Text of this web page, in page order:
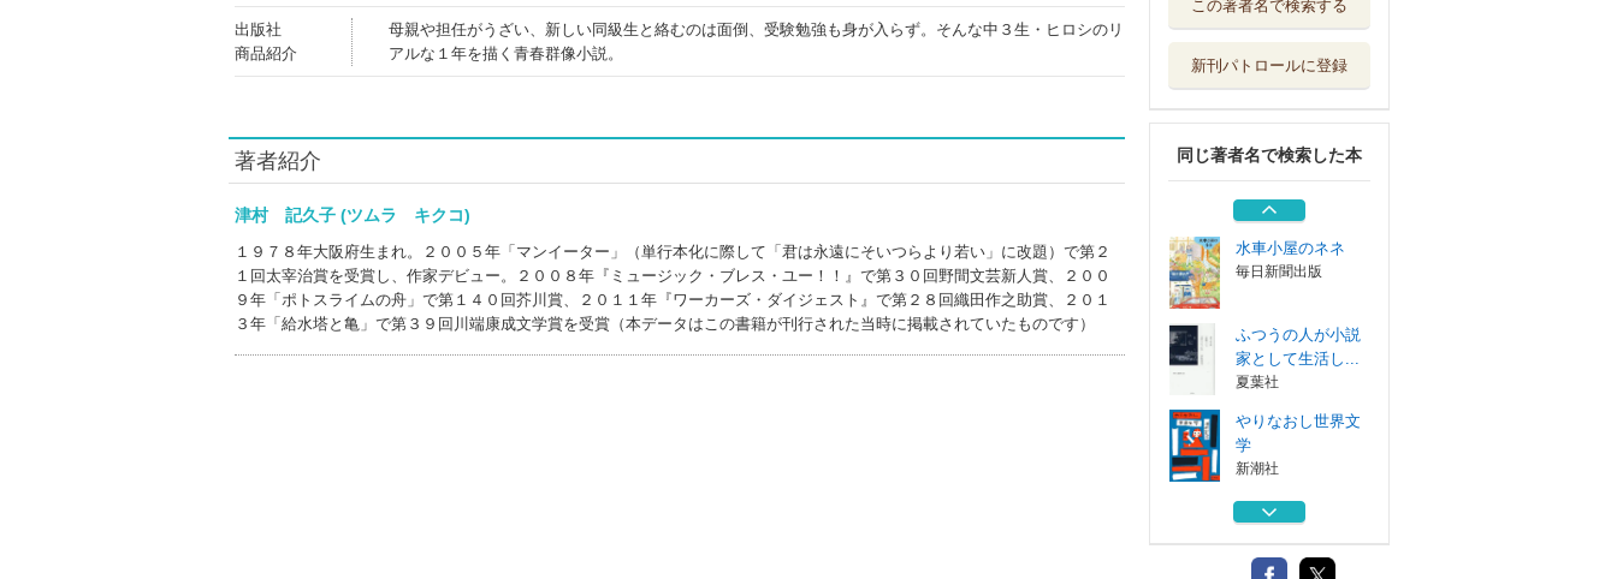
出版社
商品紹介
母親や担任がうざい、新しい同級生と絡むのは面倒、受験勉強も身が入らず。そんな中３生・ヒロシのリ
アルな１年を描く青春群像小説。
著者紹介
津村 記久子 (ツムラ キクコ)
１９７８年大阪府生まれ。２００５年「マンイーター」（単行本化に際して「君は永遠にそいつらより若い」に改題）で第２
１回太宰治賞を受賞し、作家デビュー。２００８年『ミュージック・ブレス・ユー！！』で第３０回野間文芸新人賞、２００
９年「ポトスライムの舟」で第１４０回芥川賞、２０１１年『ワーカーズ・ダイジェスト』で第２８回織田作之助賞、２０１
３年「給水塔と亀」で第３９回川端康成文学賞を受賞（本データはこの書籍が刊行された当時に掲載されていたものです）
この著者名で検索する
新刊パトロールに登録
同じ著者名で検索した本
学
新潮社
水車小屋のネネ挿
毎日新聞出版
現代生活独習ノー
ト
講談社
水車小屋のネネ
毎日新聞出版
ふつうの人が小説
家として生活し...
夏葉社
やりなおし世界文
学
新潮社
水車小屋のネネ挿
絵集
毎日新聞出版